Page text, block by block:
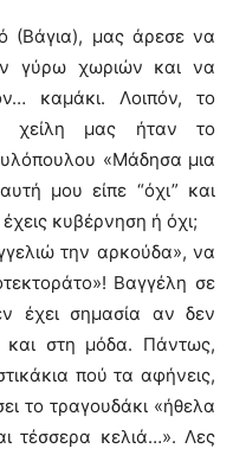
(Βάγια), μας άρεσε να
γύρω χωριών και να
καμάκι. Λοιπόν, το
χείλη μας ήταν το
«Μάδησα μια
μου είπε “όχι” και
κυβέρνηση ή όχι;
την αρκούδα», να
Βαγγέλη σε
έχει σημασία αν δεν
και στη μόδα. Πάντως,
πού τα αφήνεις,
το τραγουδάκι «ήθελα
τέσσερα κελιά…». Λες